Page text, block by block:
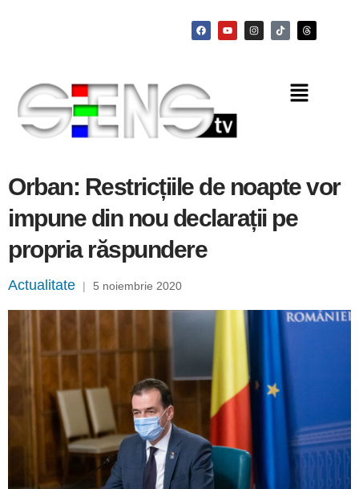
Orban: Restricțiile de noapte vor
impune din nou declarații pe
propria răspundere
Actualitate | 5 noiembrie 2020